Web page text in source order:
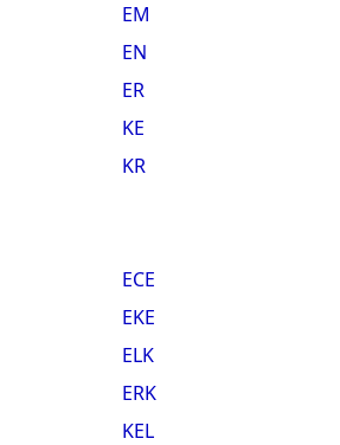
EM
EN
ER
KE
KR
ECE
EKE
ELK
ERK
KEL